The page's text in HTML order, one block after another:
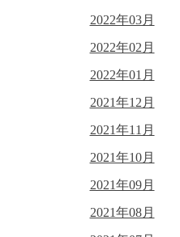
2022年03月
2022年02月
2022年01月
2021年12月
2021年11月
2021年10月
2021年09月
2021年08月